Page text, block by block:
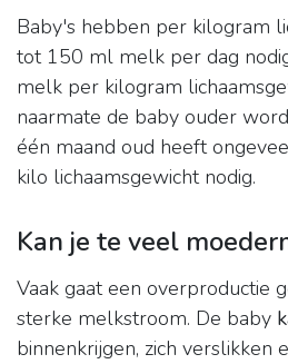
Baby's hebben per kilogram
tot 150 ml melk per dag
melk per kilogram
naarmate de baby ouder
één maand oud heeft
kilo lichaamsgewicht nodig.
Kan je te veel
Vaak gaat een overproductie
sterke melkstroom. De baby
binnenkrijgen, zich verslikken